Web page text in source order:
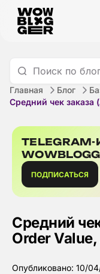
Главная Блог
Средний чек заказа
ПОДПИСАТЬСЯ
Средний
Order Value,
Опубликовано: 10/